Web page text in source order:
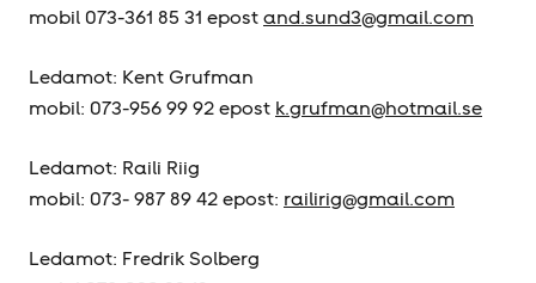
mobil 073-361 85 31 epostand.sund3@gmail.com
Ledamot: Kent Grufman
mobil: 073-956 99 92 epost k.grufman@hotmail.se
Ledamot: Raili Riig
mobil: 073- 987 89 42 epost: railirig@gmail.com
Ledamot: Fredrik Solberg